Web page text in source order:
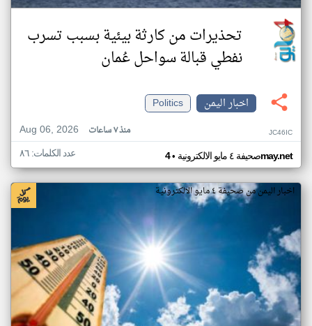
تحذيرات من كارثة بيئية بسبب تسرب
نفطي قبالة سواحل عُمان
اخبار اليمن
Politics
Aug 06, 2026
منذ ٧ ساعات JC46IC
صحيفة ٤ مايو الالكترونية • 4may.net عدد الكلمات: ٨٦
اخبار اليمن من صحيفة ٤ مايو الالكترونية